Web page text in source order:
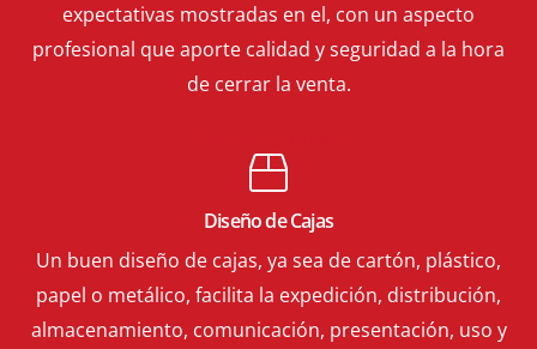
expectativas mostradas en el, con un aspecto
profesional que aporte calidad y seguridad a la hora
de cerrar la venta.
Diseño de Cajas
Un buen diseño de cajas, ya sea de cartón, plástico,
papel o metálico, facilita la expedición, distribución,
almacenamiento, comunicación, presentación, uso y